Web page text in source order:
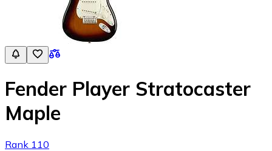
Fender Player Stratocaster
Maple
Rank 110